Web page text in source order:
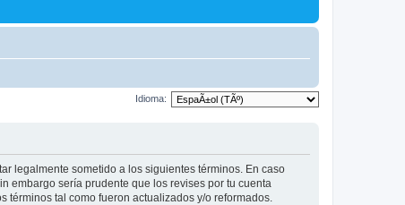
Idioma:
legalmente sometido a los siguientes términos. En caso
embargo sería prudente que los revises por tu cuenta
tal como fueron actualizados y/o reformados.